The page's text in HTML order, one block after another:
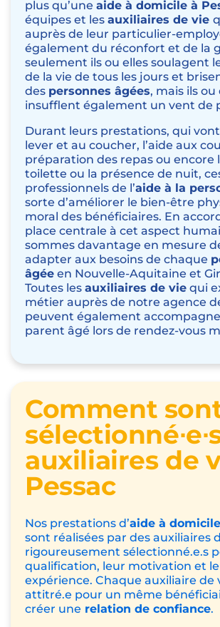
plus qu’une aide à domicile à
équipes et les auxiliaires de vie
auprès de leur particulier-
également du réconfort et de la
seulement ils ou elles soulagent
de la vie de tous les jours et
des personnes âgées, mais ils ou
insufflent également un vent de
Durant leurs prestations, qui vont
lever et au coucher, l’aide aux
préparation des repas ou encore
toilette ou la présence de nuit,
professionnels de l’aide à la
sorte d’améliorer le bien-être
moral des bénéficiaires. En
place centrale à cet aspect
sommes davantage en mesure
adapter aux besoins de chaque
âgée en Nouvelle-Aquitaine et
Toutes les auxiliaires de vie qui
métier auprès de notre agence
peuvent également
parent âgé lors de rendez-vous
Comment
auxiliaires de
Pessac
Nos prestations d’aide à
sont réalisées par des auxiliaires
rigoureusement sélectionné.e.s
qualification, leur motivation et
expérience. Chaque auxiliaire de
attitré.e pour un même
créer une relation de confiance.